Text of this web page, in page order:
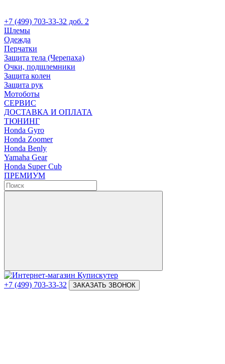
+7 (499) 703-33-32 доб. 2
Шлемы
Одежда
Перчатки
Защита тела (Черепаха)
Очки, подшлемники
Защита колен
Защита рук
Мотоботы
СЕРВИС
ДОСТАВКА И ОПЛАТА
ТЮНИНГ
Honda Gyro
Honda Zoomer
Honda Benly
Yamaha Gear
Honda Super Cub
ПРЕМИУМ
+7 (499) 703-33-32 ЗАКАЗАТЬ ЗВОНОК